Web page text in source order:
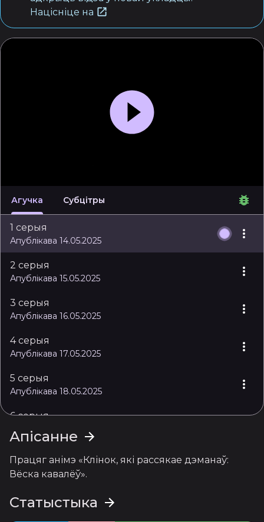
Націсніце на
Агучка Субцітры
1 серыя
Апублікава 14.05.2025
2 серыя
Апублікава 15.05.2025
3 серыя
Апублікава 16.05.2025
4 серыя
Апублікава 17.05.2025
5 серыя
Апублікава 18.05.2025
6 серыя
Апублікава 19.05.2025
7 серыя
Апублікава 20.05.2025
Апублікава 21.05.2025
Апісанне
Працяг анімэ «Клінок, які рассякае дэманаў:
Вёска кавалёў».
Статыстыка